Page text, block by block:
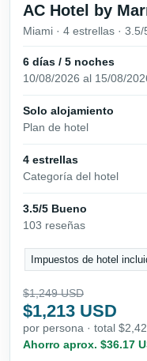
AC Hotel by
Miami · 4 estrellas ·
6 días / 5 noches
10/08/2026 al 15/08/
Solo alojamiento
Plan de hotel
4 estrellas
Categoría del hotel
3.5/5 Bueno
103 reseñas
Impuestos de hotel
$1,249 USD
$1,213 USD
por persona · total
Ahorro aprox. $36.17